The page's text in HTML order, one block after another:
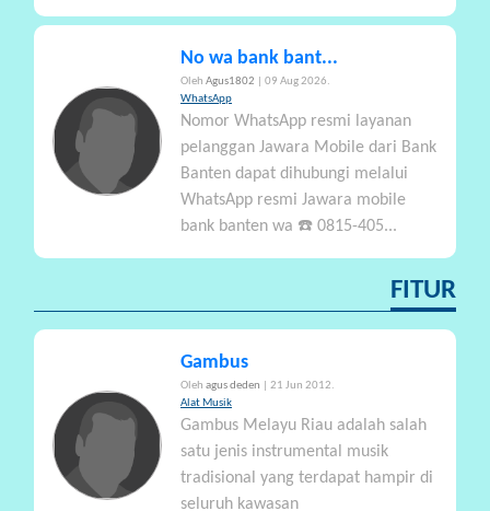
No wa bank bant...
Oleh Agus1802
| 09 Aug 2026.
WhatsApp
Nomor WhatsApp resmi layanan
pelanggan Jawara Mobile dari Bank
Banten dapat dihubungi melalui
WhatsApp resmi Jawara mobile
bank banten wa ☎️ 0815-405...
FITUR
Gambus
Oleh agus deden
| 21 Jun 2012.
Alat Musik
Gambus Melayu Riau adalah salah
satu jenis instrumental musik
tradisional yang terdapat hampir di
seluruh kawasan